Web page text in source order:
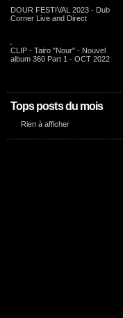
DOUR FESTIVAL 2023 - Dub
Corner Live and Direct
CLIP - Tairo "Nour" - Nouvel
album 360 Part 1 - OCT 2022
Tops posts du mois
Rien à afficher